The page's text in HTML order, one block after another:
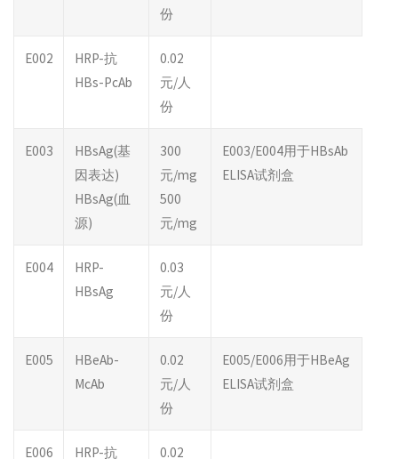
份
E002
HRP-抗
HBs-PcAb
0.02
元/人
份
E003
HBsAg(基
因表达)
HBsAg(血
源)
300
元/mg
500
元/mg
E003/E004用于HBsAb
ELISA试剂盒
E004
HRP-
HBsAg
0.03
元/人
份
E005
HBeAb-
McAb
0.02
元/人
份
E005/E006用于HBeAg
ELISA试剂盒
E006
HRP-抗
0.02